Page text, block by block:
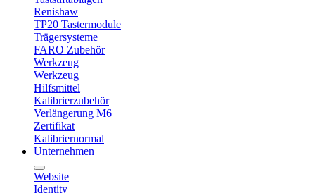
Renishaw
TP20 Tastermodule
Trägersysteme
FARO Zubehör
Werkzeug
Werkzeug
Hilfsmittel
Kalibrierzubehör
Verlängerung M6
Zertifikat
Kalibriernormal
Unternehmen
Website
Identity